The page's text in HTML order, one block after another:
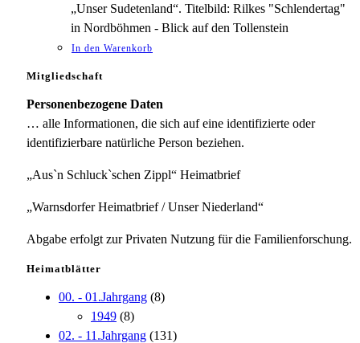
„Unser Sudetenland“. Titelbild: Rilkes "Schlendertag"
in Nordböhmen - Blick auf den Tollenstein
In den Warenkorb
Mitgliedschaft
Personenbezogene Daten
… alle Informationen, die sich auf eine identifizierte oder
identifizierbare natürliche Person beziehen.
„Aus`n Schluck`schen Zippl“ Heimatbrief
„Warnsdorfer Heimatbrief / Unser Niederland“
Abgabe erfolgt zur Privaten Nutzung für die Familienforschung.
Heimatblätter
00. - 01.Jahrgang (8)
1949 (8)
02. - 11.Jahrgang (131)